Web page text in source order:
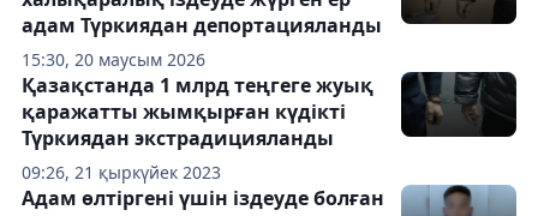
15:30, 20 маусым 2026
адам Түркиядан депортацияланды
09:26, 21 қыркүйек 2023
Қазақстанда 1 млрд теңгеге жуық
қаражатты жымқырған күдікті
Түркиядан экстрадицияланды
Адам өлтіргені үшін іздеуде болған